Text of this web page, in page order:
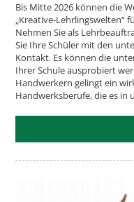
Bis Mitte 2026 können die
„Kreative-Lehrlingswelten“
Nehmen Sie als
Sie Ihre Schüler mit den
Kontakt. Es können die
Ihrer Schule ausprobiert
Handwerkern gelingt ein
Handwerksberufe, die es in